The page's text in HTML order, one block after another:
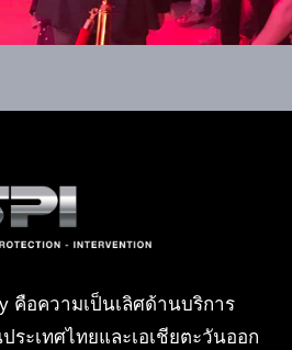
คือความเป็นเลิศด้านบริการ
ระเทศไทยและเอเชียตะวันออก